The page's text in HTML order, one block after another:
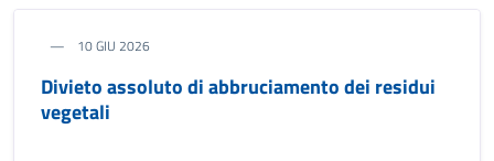
10 GIU 2026
Divieto assoluto di abbruciamento dei residui
vegetali